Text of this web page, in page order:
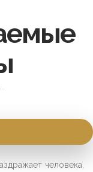
человека,